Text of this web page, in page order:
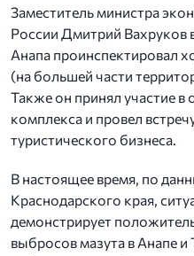
Заместитель министра
России Дмитрий Вахруков
Анапа проинспектировал
(на большей части
Также он принял участие в
комплекса и провел
туристического бизнеса.
В настоящее время, по
Краснодарского края,
демонстрирует
выбросов мазута в Анапе